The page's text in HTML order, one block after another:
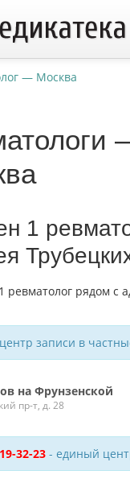
— Москва
1
записи в
на Фрунзенской
пр-т, д. 28
32-23 - единый